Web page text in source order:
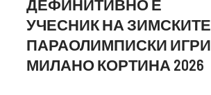
ДЕФИНИТИВНО Е
УЧЕСНИК НА ЗИМСКИТЕ
ПАРАОЛИМПИСКИ ИГРИ
МИЛАНО КОРТИНА 2026